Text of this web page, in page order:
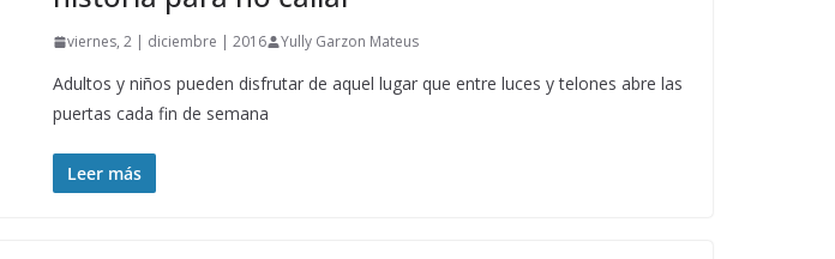
viernes, 2 | diciembre | 2016 Yully Garzon Mateus
Adultos y niños pueden disfrutar de aquel lugar que entre luces y telones abre las
puertas cada fin de semana
Leer más